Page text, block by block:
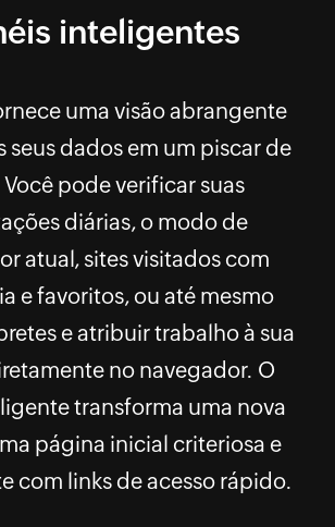
inteligentes
uma visão abrangente
seus dados em um piscar de
pode verificar suas
diárias, o modo de
atual, sites visitados com
e favoritos, ou até mesmo
e atribuir trabalho à sua
no navegador. O
transforma uma nova
página inicial criteriosa e
com links de acesso rápido.